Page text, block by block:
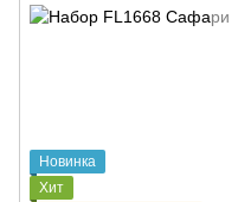
Новинка
Хит